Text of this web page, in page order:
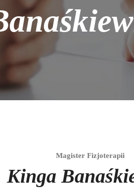
Magister Fizjoterapii
Kinga